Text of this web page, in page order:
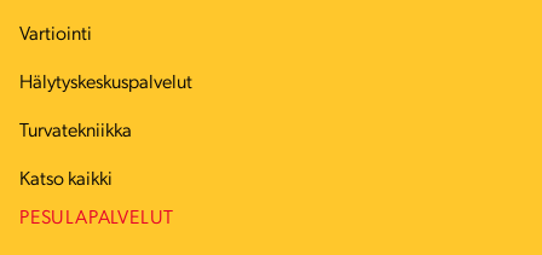
Vartiointi
Hälytyskeskuspalvelut
Turvatekniikka
Katso kaikki
PESULAPALVELUT